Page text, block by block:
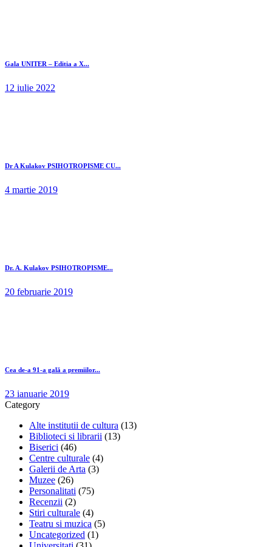
Gala UNITER – Editia a X...
12 iulie 2022
Dr A Kulakov PSIHOTROPISME CU...
4 martie 2019
Dr. A. Kulakov PSIHOTROPISME...
20 februarie 2019
Cea de-a 91-a gală a premiilor...
23 ianuarie 2019
Category
Alte institutii de cultura (13)
Biblioteci si librarii (13)
Biserici (46)
Centre culturale (4)
Galerii de Arta (3)
Muzee (26)
Personalitati (75)
Recenzii (2)
Stiri culturale (4)
Teatru si muzica (5)
Uncategorized (1)